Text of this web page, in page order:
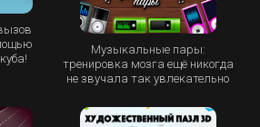
Музыкальные пары:
тренировка мозга ещё никогда
не звучала так увлекательно